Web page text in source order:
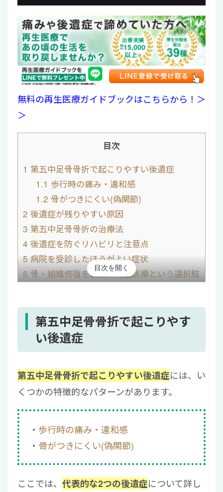
15,000
2019年6月〜2026年6月までの東京院・大阪院・札幌院3院で取り扱う全治療数の累計。
無料の再生医療ガイドブックはこちらから！＞
＞
目次
1 第五中足骨骨折で起こりやすい後遺症
1.1 歩行時の痛み・違和感
1.2 骨がつきにくい(偽関節)
2 後遺症が残りやすい原因
3 第五中足骨骨折の治療法
4 後遺症を防ぐリハビリと注意点
5病院を受診したほうがよい症状
6骨・組織修復を目指す再生医療という選択肢
目次を開く
第五中足骨骨折で起こりやす
い後遺症
第五中足骨骨折で起こりやすい後遺症には、い
くつかの特徴的なパターンがあります。
歩行時の痛み・違和感
骨がつきにくい(偽関節)
ここでは、 代表的な2つの後遺症について詳し